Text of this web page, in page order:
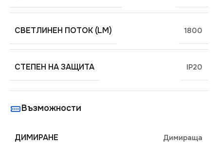
СВЕТЛИНЕН ПОТОК (LM) 1800
СТЕПЕН НА ЗАЩИТА IP20
Възможности
ДИМИРАНЕ Димираща